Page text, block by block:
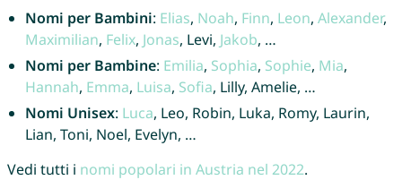
Nomi per Bambini: Elias, Noah, Finn, Leon, Alexander,
Maximilian, Felix, Jonas, Levi, Jakob, …
Nomi per Bambine: Emilia, Sophia, Sophie, Mia,
Hannah, Emma, Luisa, Sofia, Lilly, Amelie, …
Nomi Unisex: Luca, Leo, Robin, Luka, Romy, Laurin,
Lian, Toni, Noel, Evelyn, …
Vedi tutti i nomi popolari in Austria nel 2022.